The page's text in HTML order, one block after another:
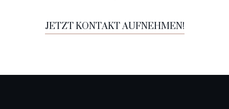
JETZT KONTAKT AUFNEHMEN!